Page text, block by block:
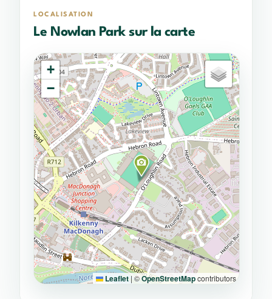
LOCALISATION
Le Nowlan Park sur la carte
+
−
Leaflet | ©OpenStreetMapcontributors